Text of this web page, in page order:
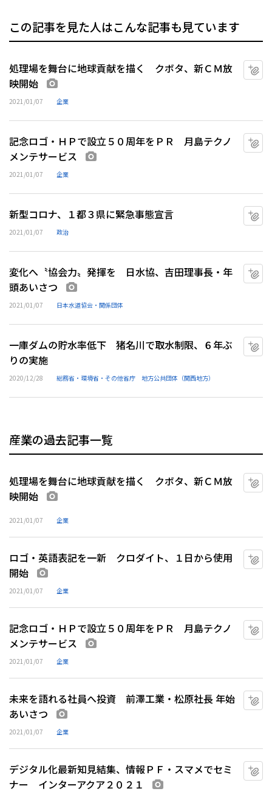
この記事を見た人はこんな記事も見ています
処理場を舞台に地球貢献を描く クボタ、新ＣＭ放
映開始
2021/01/07 企業
記念ロゴ・ＨＰで設立５０周年をＰＲ 月島テクノ
メンテサービス
2021/01/07 企業
新型コロナ、１都３県に緊急事態宣言
2021/01/07 政治
変化へ〝協会力〟発揮を 日水協、吉田理事長・年
頭あいさつ
2021/01/07 日本水道協会・関係団体
一庫ダムの貯水率低下 猪名川で取水制限、６年ぶ
りの実施
2020/12/28 総務省・環境省・その他省庁 地方公共団体（関西地方）
産業の過去記事一覧
処理場を舞台に地球貢献を描く クボタ、新ＣＭ放
映開始
2021/01/07 企業
ロゴ・英語表記を一新 クロダイト、１日から使用
開始
2021/01/07 企業
記念ロゴ・ＨＰで設立５０周年をＰＲ 月島テクノ
メンテサービス
2021/01/07 企業
未来を語れる社員へ投資 前澤工業・松原社長 年始
あいさつ
2021/01/07 企業
デジタル化最新知見結集、情報ＰＦ・スマメでセミ
ナー インターアクア２０２１